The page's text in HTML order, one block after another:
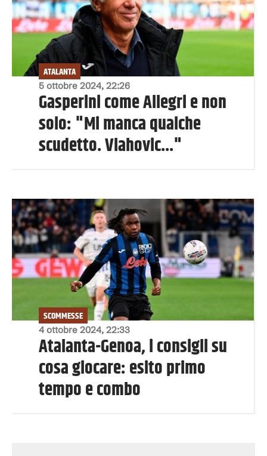
5 ottobre 2024, 22:26
ATALANTA
Gasperini come Allegri e non
solo: "Mi manca qualche
scudetto. Vlahovic..."
4 ottobre 2024, 22:33
SCOMMESSE
Atalanta-Genoa, i consigli su
cosa giocare: esito primo
tempo e combo